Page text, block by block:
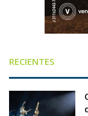
RECIENTES